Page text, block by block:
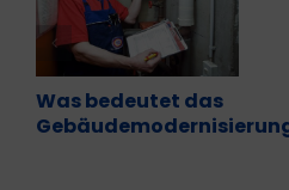
Was bedeutet das